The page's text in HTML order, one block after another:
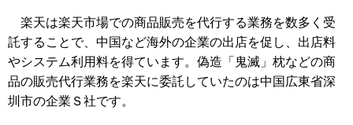
楽天は楽天市場での商品販売を代行する業務を数多く受
託することで、中国など海外の企業の出店を促し、出店料
やシステム利用料を得ています。偽造「鬼滅」枕などの商
品の販売代行業務を楽天に委託していたのは中国広東省深
圳市の企業Ｓ社です。